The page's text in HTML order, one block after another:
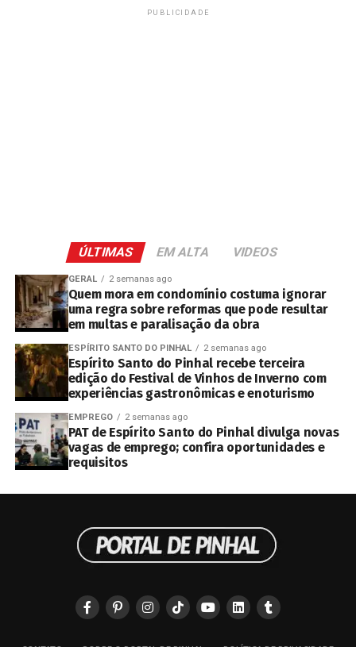
PUBLICIDADE
ÚLTIMAS EM ALTA VIDEOS
GERAL 2 semanas ago
Quem mora em condomínio costuma ignorar
uma regra sobre reformas que pode resultar
em multas e paralisação da obra
ESPÍRITO SANTO DO PINHAL 2 semanas ago
Espírito Santo do Pinhal recebe terceira
edição do Festival de Vinhos de Inverno com
experiências gastronômicas e enoturismo
EMPREGO 2 semanas ago
PAT de Espírito Santo do Pinhal divulga novas
vagas de emprego; confira oportunidades e
requisitos